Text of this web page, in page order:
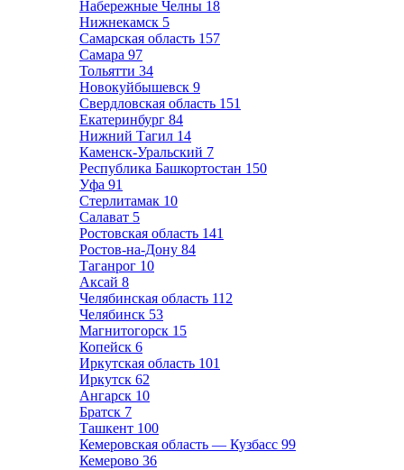
Набережные Челны 18
Нижнекамск 5
Самарская область 157
Самара 97
Тольятти 34
Новокуйбышевск 9
Свердловская область 151
Екатеринбург 84
Нижний Тагил 14
Каменск-Уральский 7
Республика Башкортостан 150
Уфа 91
Стерлитамак 10
Салават 5
Ростовская область 141
Ростов-на-Дону 84
Таганрог 10
Аксай 8
Челябинская область 112
Челябинск 53
Магнитогорск 15
Копейск 6
Иркутская область 101
Иркутск 62
Ангарск 10
Братск 7
Ташкент 100
Кемеровская область — Кузбасс 99
Кемерово 36